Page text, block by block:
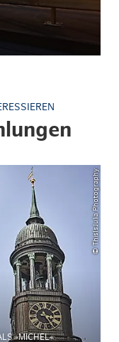
© ThisIsJulia Photography
»MICHEL«